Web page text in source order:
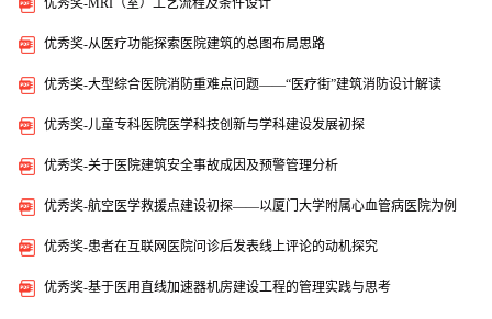
优秀奖-MRI（室）工艺流程及条件设计
优秀奖-从医疗功能探索医院建筑的总图布局思路
优秀奖-大型综合医院消防重难点问题——“医疗街”建筑消防设计解读
优秀奖-儿童专科医院医学科技创新与学科建设发展初探
优秀奖-关于医院建筑安全事故成因及预警管理分析
优秀奖-航空医学救援点建设初探——以厦门大学附属心血管病医院为例
优秀奖-患者在互联网医院问诊后发表线上评论的动机探究
优秀奖-基于医用直线加速器机房建设工程的管理实践与思考